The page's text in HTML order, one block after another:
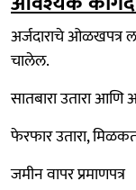
अर्जदाराचे ओळखपत्र
चालेल.
सातबारा उतारा आणि
फेरफार उतारा,
जमीन वापर प्रमाणपत्र